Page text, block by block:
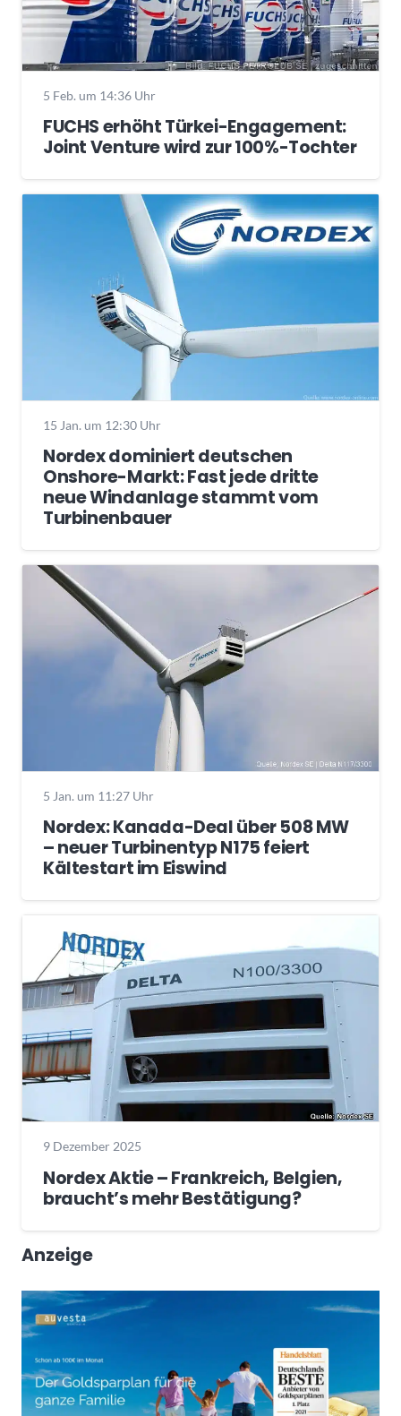
5 Feb. um 14:36 Uhr
FUCHS erhöht Türkei-Engagement:
Joint Venture wird zur 100%-Tochter
15 Jan. um 12:30 Uhr
Nordex dominiert deutschen
Onshore-Markt: Fast jede dritte
neue Windanlage stammt vom
Turbinenbauer
5 Jan. um 11:27 Uhr
Nordex: Kanada-Deal über 508 MW
– neuer Turbinentyp N175 feiert
Kältestart im Eiswind
9 Dezember 2025
Nordex Aktie – Frankreich, Belgien,
braucht’s mehr Bestätigung?
Anzeige